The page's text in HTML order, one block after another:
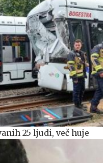
25 ljudi, več huje